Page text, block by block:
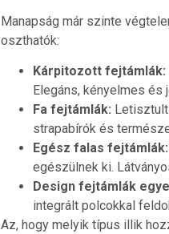
Manapság már szinte
oszthatók:
Kárpitozott fejtámlák:
Elegáns, kényelmes és
Fa fejtámlák:
strapabírók és
Egész falas fejtámlák:
egészülnek ki.
Design fejtámlák
integrált polcokkal
Az, hogy melyik típus illik